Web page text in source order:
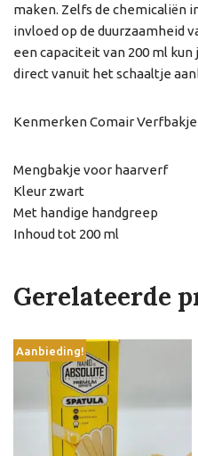
maken. Zelfs de chemicaliën
invloed op de duurzaamheid
een capaciteit van 200 ml
direct vanuit het schaaltje
Kenmerken Comair Verfbakje
Mengbakje voor haarverf
Kleur zwart
Met handige handgreep
Inhoud tot 200 ml
Gerelateerde
Aanbieding!